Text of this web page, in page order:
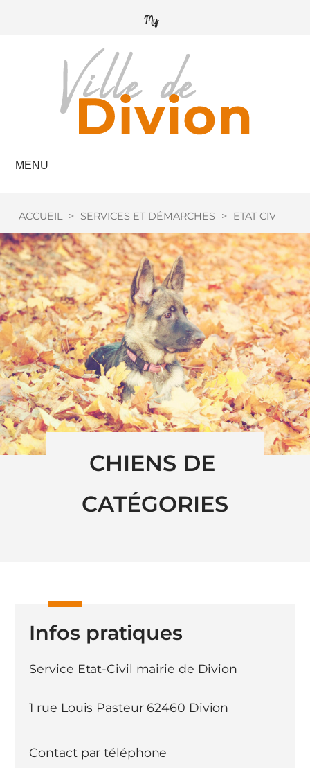
MENU
ACCUEIL > SERVICES ET DÉMARCHES > ETAT CIVIL
CHIENS DE
CATÉGORIES
Infos pratiques
Service Etat-Civil mairie de Divion
1 rue Louis Pasteur 62460 Divion
Contact par téléphone